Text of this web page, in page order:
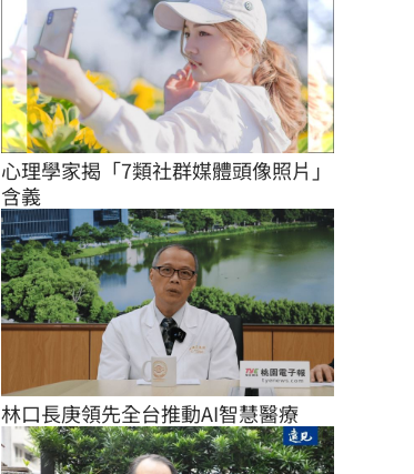
心理學家揭「7類社群媒體頭像照片」
含義
林口長庚領先全台推動AI智慧醫療